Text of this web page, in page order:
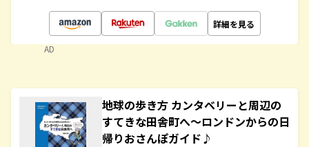
詳細を見る
AD
地球の歩き方 カンタベリーと周辺の
すてきな田舎町へ～ロンドンからの日
帰りおさんぽガイド♪